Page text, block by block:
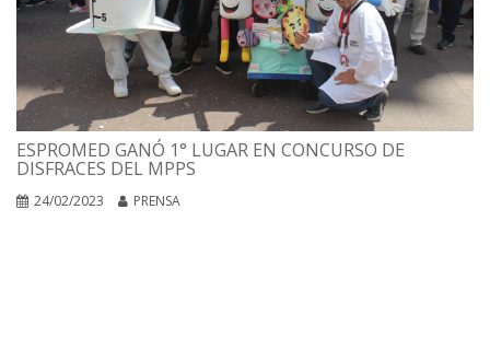
ESPROMED GANÓ 1° LUGAR EN CONCURSO DE
DISFRACES DEL MPPS
24/02/2023 PRENSA